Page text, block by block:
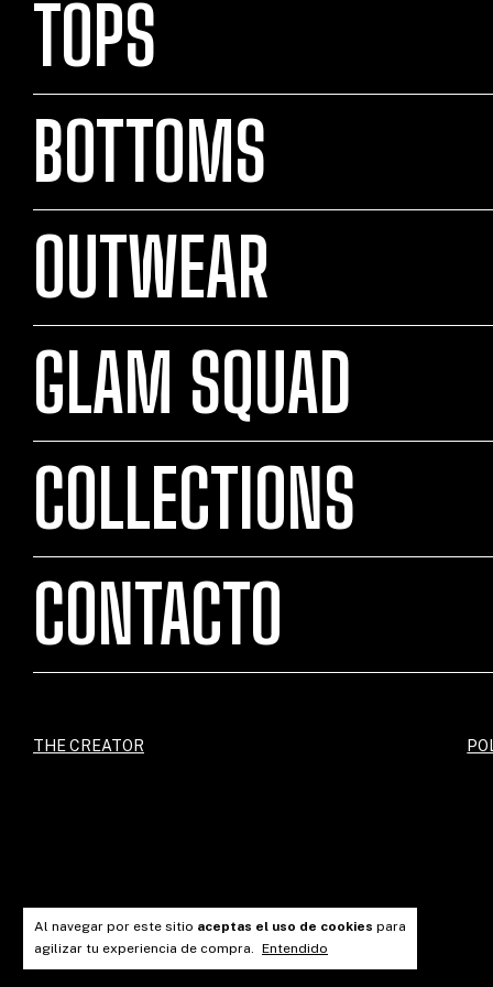
Al navegar por este sitio aceptas el uso de cookies para
agilizar tu experiencia de compra. Entendido
TOPS
BOTTOMS
OUTWEAR
GLAM SQUAD
COLLECTIONS
CONTACTO
THE CREATOR